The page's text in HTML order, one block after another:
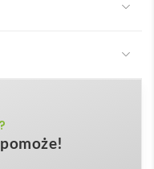
w sobie komfort,
reklamowy.